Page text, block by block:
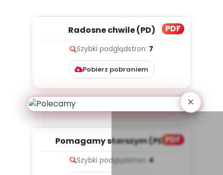
PDF
Radosne chwile (PD)
Szybki podglądstron: 7
Pobierz pobraniem
PDF
Pomagamy starszym (PD)
Szybki podglądstron: 4